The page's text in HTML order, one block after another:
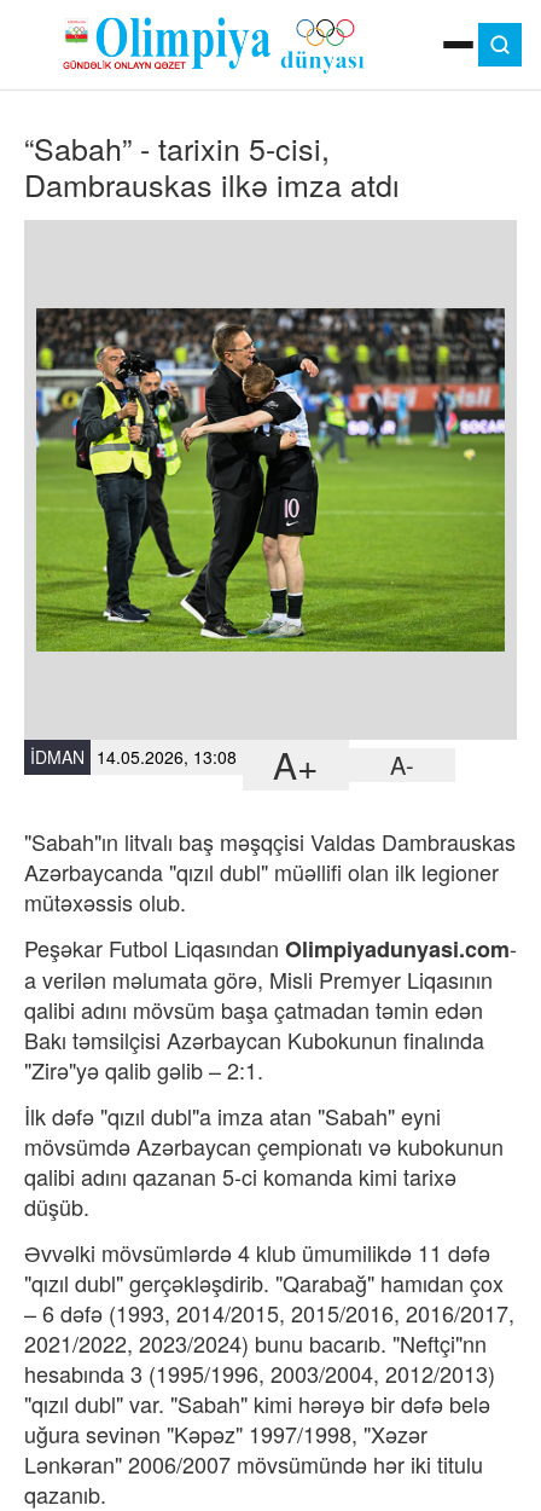
MOK
OLIMPIYA OYUNLARI
ÇAP VERSIYASI
TV
MƏDƏNIYYƏT
MÜSAHIBƏ
FOTO
VIDEO
DIGƏR
“Sabah” - tarixin 5-cisi,
Dambrauskas ilkə imza atdı
İDMAN 14.05.2026, 13:08 A+ A-
"Sabah"ın litvalı baş məşqçisi Valdas Dambrauskas
Azərbaycanda "qızıl dubl" müəllifi olan ilk legioner
mütəxəssis olub.
Peşəkar Futbol Liqasından Olimpiyadunyasi.com-
a verilən məlumata görə, Misli Premyer Liqasının
qalibi adını mövsüm başa çatmadan təmin edən
Bakı təmsilçisi Azərbaycan Kubokunun finalında
"Zirə"yə qalib gəlib – 2:1.
İlk dəfə "qızıl dubl"a imza atan "Sabah" eyni
mövsümdə Azərbaycan çempionatı və kubokunun
qalibi adını qazanan 5-ci komanda kimi tarixə
düşüb.
Əvvəlki mövsümlərdə 4 klub ümumilikdə 11 dəfə
"qızıl dubl" gerçəkləşdirib. "Qarabağ" hamıdan çox
– 6 dəfə (1993, 2014/2015, 2015/2016, 2016/2017,
2021/2022, 2023/2024) bunu bacarıb. "Neftçi"nn
hesabında 3 (1995/1996, 2003/2004, 2012/2013)
"qızıl dubl" var. "Sabah" kimi hərəyə bir dəfə belə
uğura sevinən "Kəpəz" 1997/1998, "Xəzər
Lənkəran" 2006/2007 mövsümündə hər iki titulu
qazanıb.